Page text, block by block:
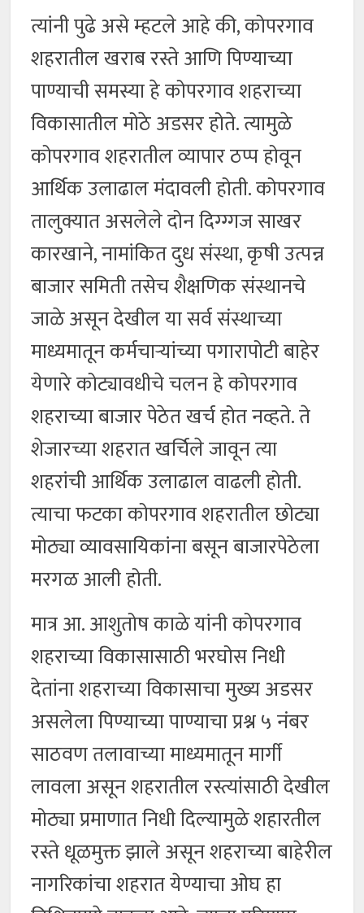
त्यांनी पुढे असे म्हटले आहे की, कोपरगाव
शहरातील खराब रस्ते आणि पिण्याच्या
पाण्याची समस्या हे कोपरगाव शहराच्या
विकासातील मोठे अडसर होते. त्यामुळे
कोपरगाव शहरातील व्यापार ठप्प होवून
आर्थिक उलाढाल मंदावली होती. कोपरगाव
तालुक्यात असलेले दोन दिग्ग्गज साखर
कारखाने, नामांकित दुध संस्था, कृषी उत्पन्न
बाजार समिती तसेच शैक्षणिक संस्थानचे
जाळे असून देखील या सर्व संस्थाच्या
माध्यमातून कर्मचाऱ्यांच्या पगारापोटी बाहेर
येणारे कोट्यावधीचे चलन हे कोपरगाव
शहराच्या बाजार पेठेत खर्च होत नव्हते. ते
शेजारच्या शहरात खर्चिले जावून त्या
शहरांची आर्थिक उलाढाल वाढली होती.
त्याचा फटका कोपरगाव शहरातील छोट्या
मोठ्या व्यावसायिकांना बसून बाजारपेठेला
मरगळ आली होती.
मात्र आ. आशुतोष काळे यांनी कोपरगाव
शहराच्या विकासासाठी भरघोस निधी
देतांना शहराच्या विकासाचा मुख्य अडसर
असलेला पिण्याच्या पाण्याचा प्रश्न ५ नंबर
साठवण तलावाच्या माध्यमातून मार्गी
लावला असून शहरातील रस्त्यांसाठी देखील
मोठ्या प्रमाणात निधी दिल्यामुळे शहारतील
रस्ते धूळमुक्त झाले असून शहराच्या बाहेरील
नागरिकांचा शहरात येण्याचा ओघ हा